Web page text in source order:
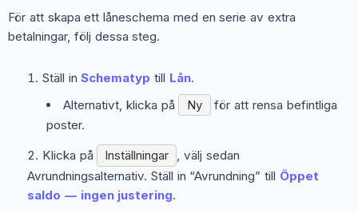
För att skapa ett låneschema med en serie av extra
betalningar, följ dessa steg.
Ställ inSchematyp till Lån.
Alternativt, klicka på
Ny
för att rensa befintliga
poster.
Klicka på
Inställningar , välj sedan
Avrundningsalternativ. Ställ in “Avrundning” till Öppet
saldo — ingen justering.